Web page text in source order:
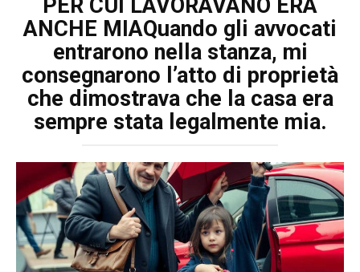
PER CUI LAVORAVANO ERA
ANCHE MIAQuando gli avvocati
entrarono nella stanza, mi
consegnarono l’atto di proprietà
che dimostrava che la casa era
sempre stata legalmente mia.